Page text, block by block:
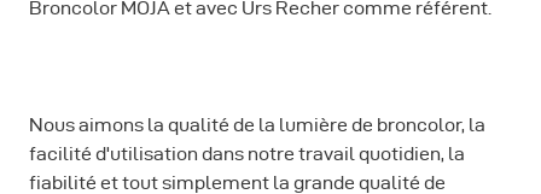
Broncolor MOJA et avec Urs Recher comme référent.
Nous aimons la qualité de la lumière de broncolor, la
facilité d'utilisation dans notre travail quotidien, la
fiabilité et tout simplement la grande qualité de